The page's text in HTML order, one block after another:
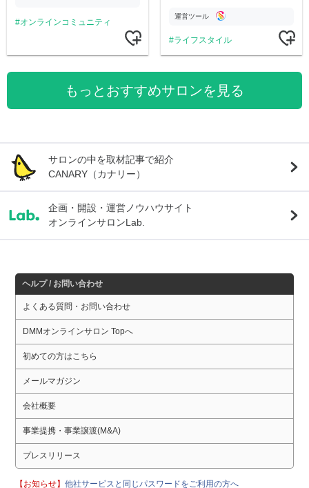
オンラインコミュニティ
運営ツール
ライフスタイル
もっとおすすめサロンを見る
サロンの中を取材記事で紹介
CANARY（カナリー）
企画・開設・運営ノウハウサイト
オンラインサロンLab.
ヘルプ / お問い合わせ
よくある質問・お問い合わせ
DMMオンラインサロン Topへ
初めての方はこちら
メールマガジン
会社概要
事業提携・事業譲渡(M&A)
プレスリリース
【お知らせ】他社サービスと同じパスワードをご利用の方へ